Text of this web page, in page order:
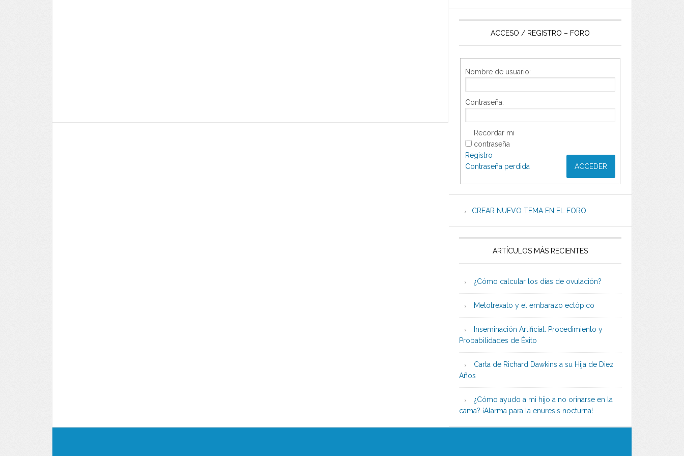
ACCESO / REGISTRO – FORO
Nombre de usuario:
Contraseña:
Recordar mi
contraseña
ACCEDER
Registro
Contraseña perdida
CREAR NUEVO TEMA EN EL FORO
ARTÍCULOS MÁS RECIENTES
¿Cómo calcular los días de ovulación?
Metotrexato y el embarazo ectópico
Inseminación Artificial: Procedimiento y
Probabilidades de Éxito
Carta de Richard Dawkins a su Hija de Diez
Años
¿Cómo ayudo a mi hijo a no orinarse en la
cama? ¡Alarma para la enuresis nocturna!